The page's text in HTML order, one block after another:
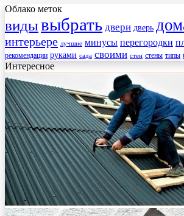
Облако меток
видывыбрать двери дверь
интерьере лучшие минусы перегородки
рекомендации руками сада своими стен стены типы
Интересное